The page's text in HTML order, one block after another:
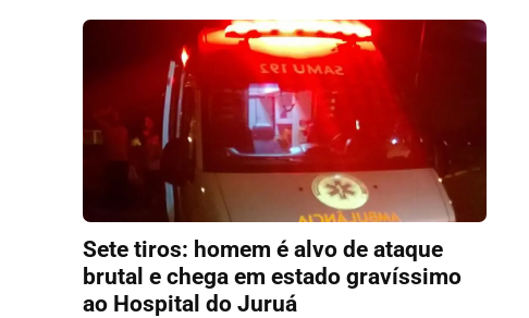
Sete tiros: homem é alvo de ataque
brutal e chega em estado gravíssimo
ao Hospital do Juruá